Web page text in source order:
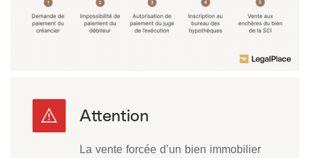
La vente forcée d’un bien immobilier